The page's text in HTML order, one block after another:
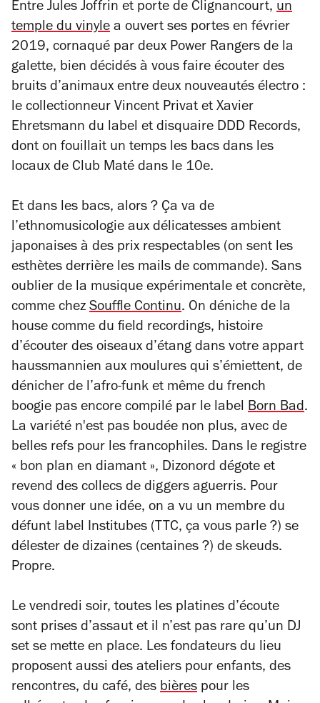
Entre Jules Joffrin et porte de Clignancourt, un
temple du vinyle a ouvert ses portes en février
2019, cornaqué par deux Power Rangers de la
galette, bien décidés à vous faire écouter des
bruits d’animaux entre deux nouveautés électro :
le collectionneur Vincent Privat et Xavier
Ehretsmann du label et disquaire DDD Records,
dont on fouillait un temps les bacs dans les
locaux de Club Maté dans le 10e.
Et dans les bacs, alors ? Ça va de
l’ethnomusicologie aux délicatesses ambient
japonaises à des prix respectables (on sent les
esthètes derrière les mails de commande). Sans
oublier de la musique expérimentale et concrète,
comme chez Souffle Continu. On déniche de la
house comme du field recordings, histoire
d’écouter des oiseaux d’étang dans votre appart
haussmannien aux moulures qui s’émiettent, de
dénicher de l’afro-funk et même du french
boogie pas encore compilé par le label Born Bad.
La variété n'est pas boudée non plus, avec de
belles refs pour les francophiles. Dans le registre
« bon plan en diamant », Dizonord dégote et
revend des collecs de diggers aguerris. Pour
vous donner une idée, on a vu un membre du
défunt label Institubes (TTC, ça vous parle ?) se
délester de dizaines (centaines ?) de skeuds.
Propre.
Le vendredi soir, toutes les platines d’écoute
sont prises d’assaut et il n’est pas rare qu’un DJ
set se mette en place. Les fondateurs du lieu
proposent aussi des ateliers pour enfants, des
rencontres, du café, des bières pour les